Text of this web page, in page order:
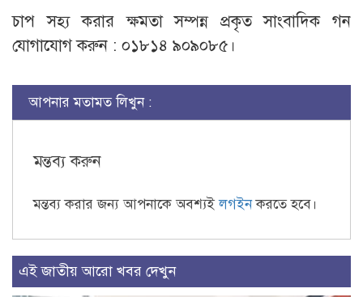
চাপ সহ্য করার ক্ষমতা সম্পন্ন প্রকৃত সাংবাদিক গন
যোগাযোগ করুন : ০১৮১৪ ৯০৯০৮৫।
আপনার মতামত লিখুন :
মন্তব্য করুন
মন্তব্য করার জন্য আপনাকে অবশ্যইলগইনকরতে হবে।
এই জাতীয় আরো খবর দেখুন